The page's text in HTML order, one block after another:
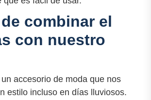
combinar el
con nuestro
accesorio de moda que nos
estilo incluso en días lluviosos.